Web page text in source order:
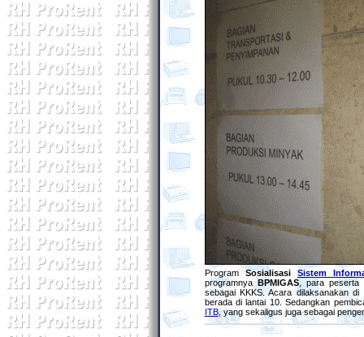
Program Sosialisasi Sistem
programnyaBPMIGAS, para peserta
sebagai KKKS. Acara dilaksanakan
berada di lantai 10. Sedangkan
ITB, yang sekaligus juga sebagai